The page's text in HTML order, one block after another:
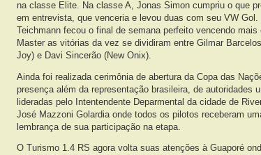
na classe Elite. Na classe A, Jonas Simon cumpriu o que
em entrevista, que venceria e levou duas com seu VW Gol.
Teichmann fecou o final de semana perfeito vencendo mais
Master as vitórias da vez se dividiram entre Gilmar
Joy) e Davi Sincerão (New Onix).
Ainda foi realizada cerimônia de abertura da Copa das
presença além da representação brasileira, de autoridades
lideradas pelo Intentendente Deparmental da cidade de
José Mazzoni Golardia onde todos os pilotos receberam
lembrança de sua participação na etapa.
O Turismo 1.4 RS agora volta suas atenções à Guaporé